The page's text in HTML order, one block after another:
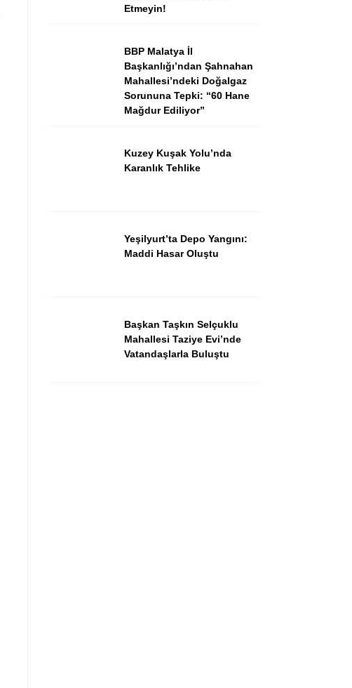
Etmeyin!
BBP Malatya İl
Başkanlığı’ndan Şahnahan
Mahallesi’ndeki Doğalgaz
Sorununa Tepki: “60 Hane
Mağdur Ediliyor”
Kuzey Kuşak Yolu’nda
Karanlık Tehlike
Yeşilyurt’ta Depo Yangını:
Maddi Hasar Oluştu
Başkan Taşkın Selçuklu
Mahallesi Taziye Evi’nde
Vatandaşlarla Buluştu